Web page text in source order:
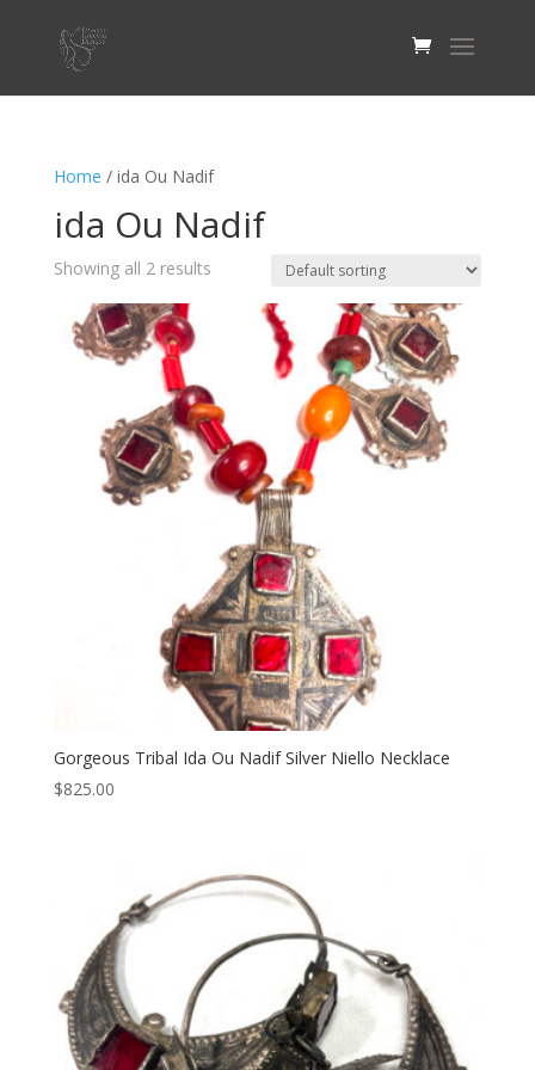
Home / ida Ou Nadif
ida Ou Nadif
Showing all 2 results
Gorgeous Tribal Ida Ou Nadif Silver Niello Necklace
$825.00